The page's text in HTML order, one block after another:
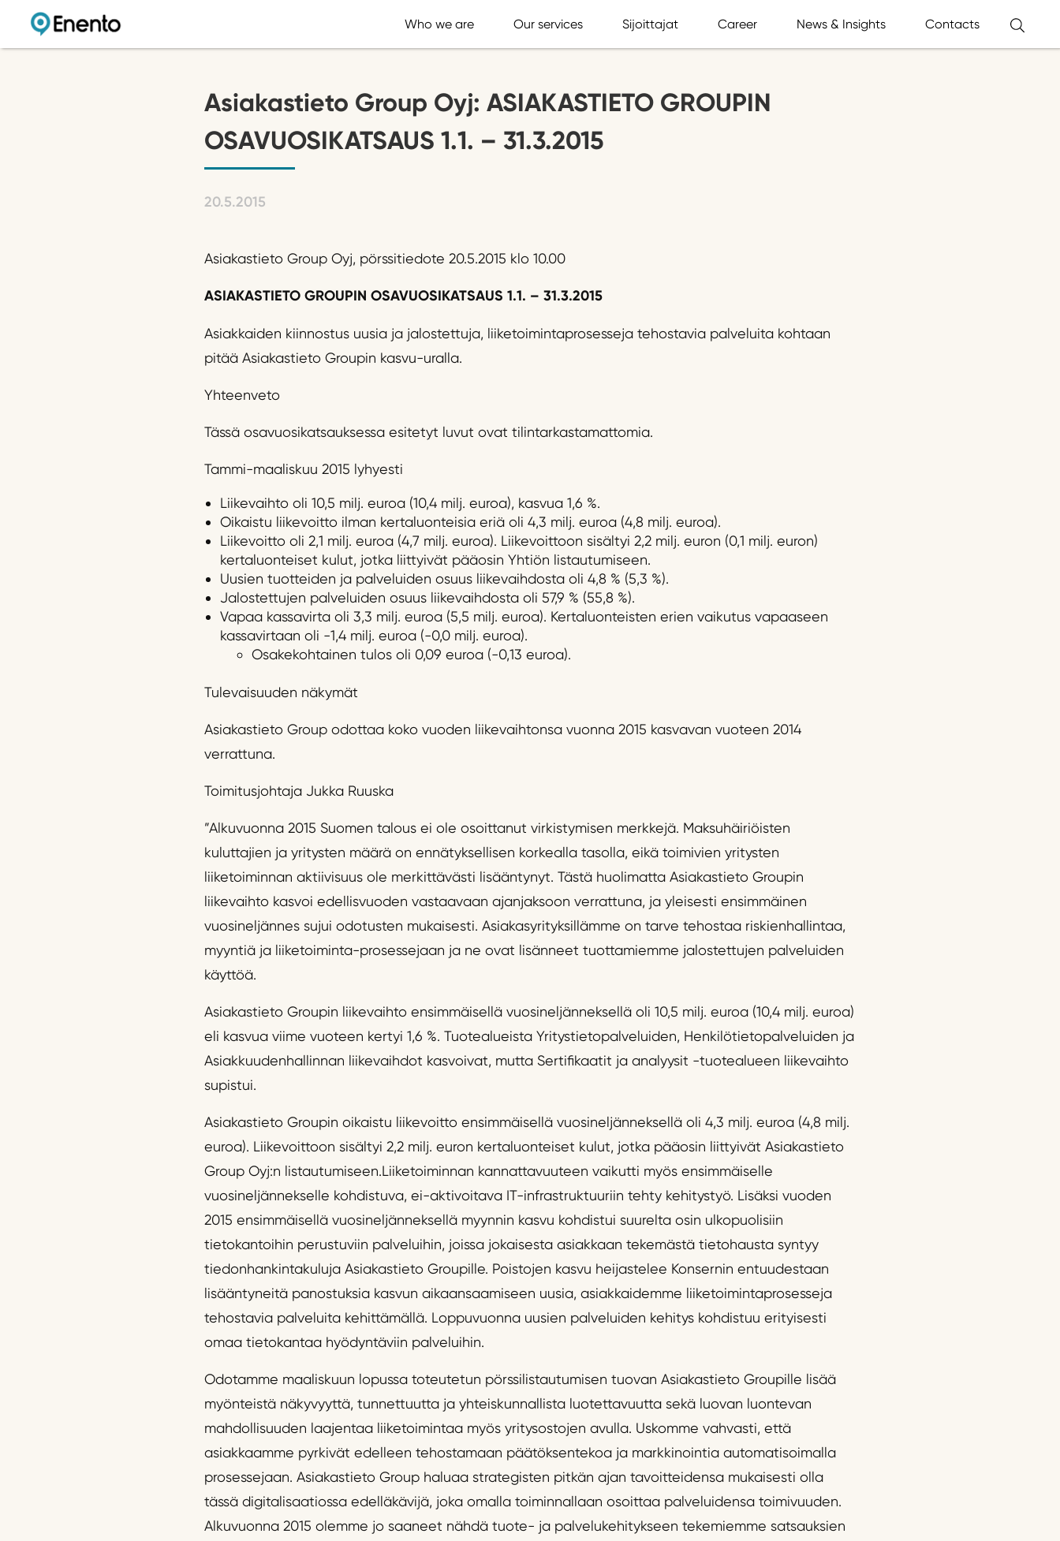
Who we are Our services Sijoittajat Career News & Insights Contacts
Asiakastieto Group Oyj: ASIAKASTIETO GROUPIN
OSAVUOSIKATSAUS 1.1. – 31.3.2015
20.5.2015
Asiakastieto Group Oyj, pörssitiedote 20.5.2015 klo 10.00
ASIAKASTIETO GROUPIN OSAVUOSIKATSAUS 1.1. – 31.3.2015
Asiakkaiden kiinnostus uusia ja jalostettuja, liiketoimintaprosesseja tehostavia palveluita kohtaan
pitää Asiakastieto Groupin kasvu-uralla.
Yhteenveto
Tässä osavuosikatsauksessa esitetyt luvut ovat tilintarkastamattomia.
Tammi-maaliskuu 2015 lyhyesti
Liikevaihto oli 10,5 milj. euroa (10,4 milj. euroa), kasvua 1,6 %.
Oikaistu liikevoitto ilman kertaluonteisia eriä oli 4,3 milj. euroa (4,8 milj. euroa).
Liikevoitto oli 2,1 milj. euroa (4,7 milj. euroa). Liikevoittoon sisältyi 2,2 milj. euron (0,1 milj. euron)
kertaluonteiset kulut, jotka liittyivät pääosin Yhtiön listautumiseen.
Uusien tuotteiden ja palveluiden osuus liikevaihdosta oli 4,8 % (5,3 %).
Jalostettujen palveluiden osuus liikevaihdosta oli 57,9 % (55,8 %).
Vapaa kassavirta oli 3,3 milj. euroa (5,5 milj. euroa). Kertaluonteisten erien vaikutus vapaaseen
kassavirtaan oli -1,4 milj. euroa (-0,0 milj. euroa).
Osakekohtainen tulos oli 0,09 euroa (-0,13 euroa).
Tulevaisuuden näkymät
Asiakastieto Group odottaa koko vuoden liikevaihtonsa vuonna 2015 kasvavan vuoteen 2014
verrattuna.
Toimitusjohtaja Jukka Ruuska
”Alkuvuonna 2015 Suomen talous ei ole osoittanut virkistymisen merkkejä. Maksuhäiriöisten
kuluttajien ja yritysten määrä on ennätyksellisen korkealla tasolla, eikä toimivien yritysten
liiketoiminnan aktiivisuus ole merkittävästi lisääntynyt. Tästä huolimatta Asiakastieto Groupin
liikevaihto kasvoi edellisvuoden vastaavaan ajanjaksoon verrattuna, ja yleisesti ensimmäinen
vuosineljännes sujui odotusten mukaisesti. Asiakasyrityksillämme on tarve tehostaa riskienhallintaa,
myyntiä ja liiketoiminta-prosessejaan ja ne ovat lisänneet tuottamiemme jalostettujen palveluiden
käyttöä.
Asiakastieto Groupin liikevaihto ensimmäisellä vuosineljänneksellä oli 10,5 milj. euroa (10,4 milj. euroa)
eli kasvua viime vuoteen kertyi 1,6 %. Tuotealueista Yritystietopalveluiden, Henkilötietopalveluiden ja
Asiakkuudenhallinnan liikevaihdot kasvoivat, mutta Sertifikaatit ja analyysit -tuotealueen liikevaihto
supistui.
Asiakastieto Groupin oikaistu liikevoitto ensimmäisellä vuosineljänneksellä oli 4,3 milj. euroa (4,8 milj.
euroa). Liikevoittoon sisältyi 2,2 milj. euron kertaluonteiset kulut, jotka pääosin liittyivät Asiakastieto
Group Oyj:n listautumiseen.Liiketoiminnan kannattavuuteen vaikutti myös ensimmäiselle
vuosineljännekselle kohdistuva, ei-aktivoitava IT-infrastruktuuriin tehty kehitystyö. Lisäksi vuoden
2015 ensimmäisellä vuosineljänneksellä myynnin kasvu kohdistui suurelta osin ulkopuolisiin
tietokantoihin perustuviin palveluihin, joissa jokaisesta asiakkaan tekemästä tietohausta syntyy
tiedonhankintakuluja Asiakastieto Groupille. Poistojen kasvu heijastelee Konsernin entuudestaan
lisääntyneitä panostuksia kasvun aikaansaamiseen uusia, asiakkaidemme liiketoimintaprosesseja
tehostavia palveluita kehittämällä. Loppuvuonna uusien palveluiden kehitys kohdistuu erityisesti
omaa tietokantaa hyödyntäviin palveluihin.
Odotamme maaliskuun lopussa toteutetun pörssilistautumisen tuovan Asiakastieto Groupille lisää
myönteistä näkyvyyttä, tunnettuutta ja yhteiskunnallista luotettavuutta sekä luovan luontevan
mahdollisuuden laajentaa liiketoimintaa myös yritysostojen avulla. Uskomme vahvasti, että
asiakkaamme pyrkivät edelleen tehostamaan päätöksentekoa ja markkinointia automatisoimalla
prosessejaan. Asiakastieto Group haluaa strategisten pitkän ajan tavoitteidensa mukaisesti olla
tässä digitalisaatiossa edelläkävijä, joka omalla toiminnallaan osoittaa palveluidensa toimivuuden.
Alkuvuonna 2015 olemme jo saaneet nähdä tuote- ja palvelukehitykseen tekemiemme satsauksien